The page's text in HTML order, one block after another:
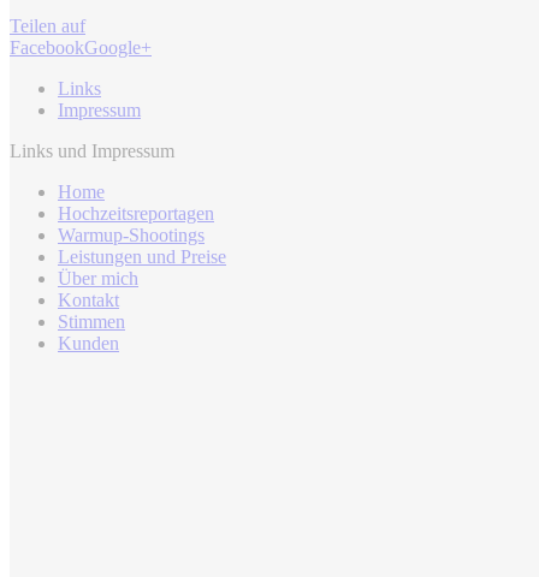
Teilen auf
FacebookGoogle+
Links
Impressum
Links und Impressum
Home
Hochzeitsreportagen
Warmup-Shootings
Leistungen und Preise
Über mich
Kontakt
Stimmen
Kunden